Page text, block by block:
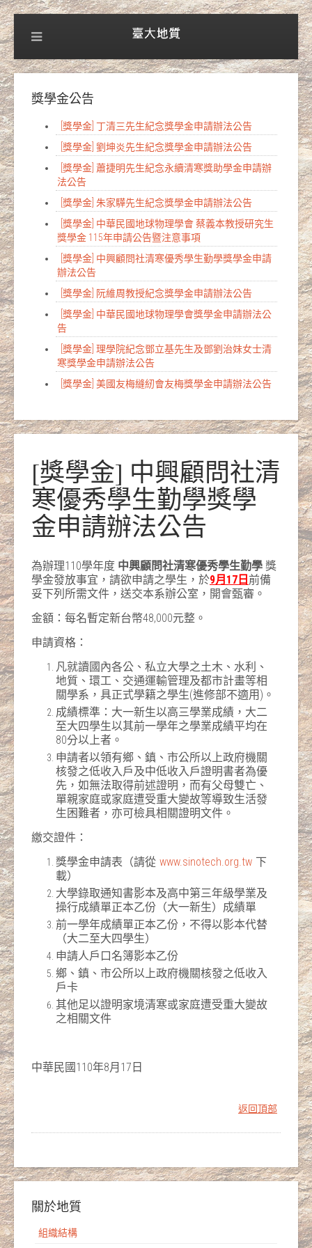
獎學金公告
[獎學金] 丁清三先生紀念獎學金申請辦法公告
[獎學金] 劉坤炎先生紀念獎學金申請辦法公告
[獎學金] 蕭捷明先生紀念永續清寒獎助學金申請辦
法公告
[獎學金] 朱家驊先生紀念獎學金申請辦法公告
[獎學金] 中華民國地球物理學會 蔡義本教授研究生
獎學金 115年申請公告暨注意事項
[獎學金] 中興顧問社清寒優秀學生勤學獎學金申請
辦法公告
[獎學金] 阮維周教授紀念獎學金申請辦法公告
[獎學金] 中華民國地球物理學會獎學金申請辦法公
告
[獎學金] 理學院紀念鄧立基先生及鄧劉治妹女士清
寒獎學金申請辦法公告
[獎學金] 美國友梅縫紉會友梅獎學金申請辦法公告
[獎學金] 中興顧問社清
寒優秀學生勤學獎學
金申請辦法公告
為辦理110學年度 中興顧問社清寒優秀學生勤學 獎
學金發放事宜，請欲申請之學生，於9月17日 前備
妥下列所需文件，送交本系辦公室，開會甄審。
金額：每名暫定新台幣48,000元整。
申請資格：
凡就讀國內各公、私立大學之土木、水利、
地質、環工、交通運輸管理及都市計畫等相
關學系，具正式學籍之學生(進修部不適用)。
成績標準：大一新生以高三學業成績，大二
至大四學生以其前一學年之學業成績平均在
80分以上者。
申請者以領有鄉、鎮、市公所以上政府機關
核發之低收入戶及中低收入戶證明書者為優
先，如無法取得前述證明，而有父母雙亡、
單親家庭或家庭遭受重大變故等導致生活發
生困難者，亦可檢具相關證明文件。
繳交證件：
獎學金申請表（請從 www.sinotech.org.tw 下
載）
大學錄取通知書影本及高中第三年級學業及
操行成績單正本乙份（大一新生）成績單
前一學年成績單正本乙份，不得以影本代替
（大二至大四學生）
申請人戶口名簿影本乙份
鄉、鎮、市公所以上政府機關核發之低收入
戶卡
其他足以證明家境清寒或家庭遭受重大變故
之相關文件
中華民國110年8月17日
返回頂部
關於地質
組織結構